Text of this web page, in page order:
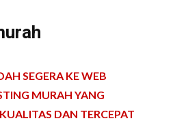
SEGERA KE WEB
MURAH YANG
DAN TERCEPAT